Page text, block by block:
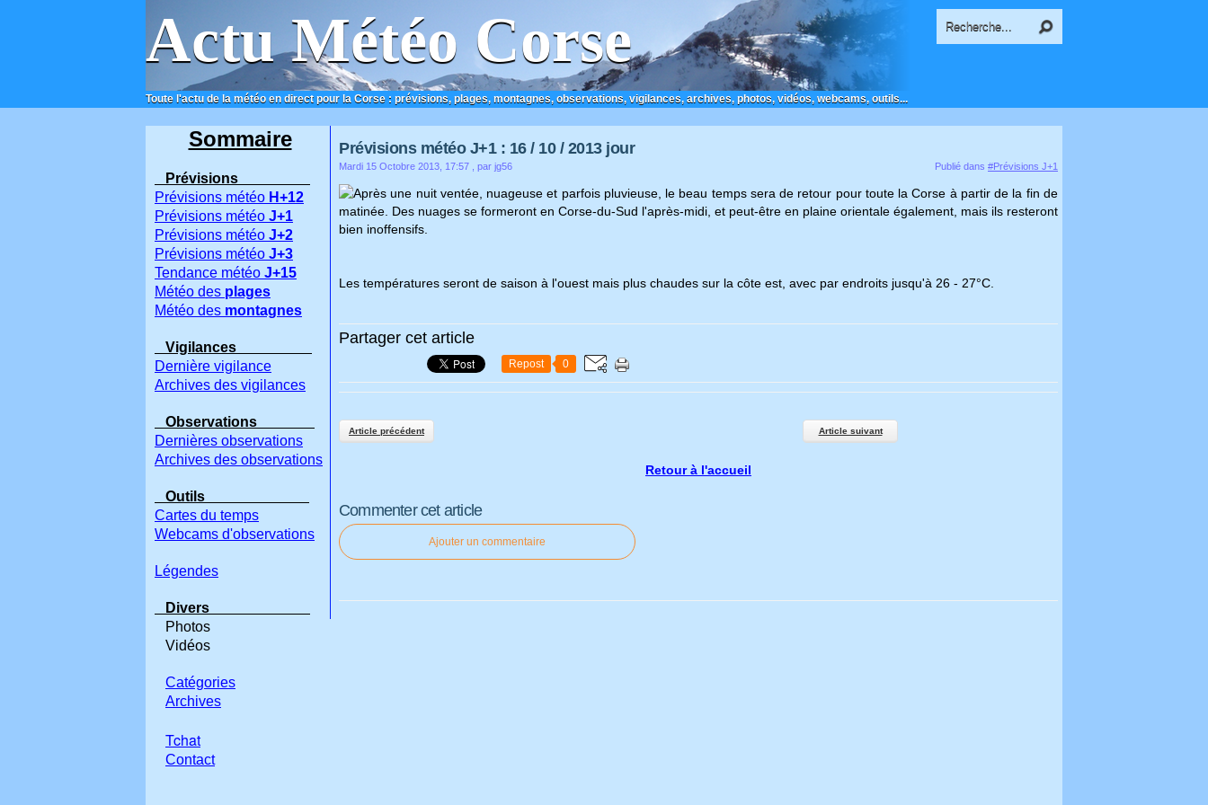
Actu Météo Corse
Toute l'actu de la météo en direct pour la Corse : prévisions, plages, montagnes, observations, vigilances, archives, photos, vidéos, webcams, outils...
ACCUEIL CONTACT
Prévisions météo J+1 : 16 / 10 / 2013 jour
Mardi 15 Octobre 2013, 17:57 , par jg56 Publié dans #Prévisions J+1
Après une nuit ventée, nuageuse et parfois pluvieuse, le beau temps sera de retour pour toute la Corse à partir de la fin de
matinée. Des nuages se formeront en Corse-du-Sud l'après-midi, et peut-être en plaine orientale également, mais ils resteront
bien inoffensifs.
Les températures seront de saison à l'ouest mais plus chaudes sur la côte est, avec par endroits jusqu'à 26 - 27°C.
Partager cet article
Repost 0
Article précédent Article suivant
Retour à l'accueil
Commenter cet article
Ajouter un commentaire
Sommaire
Prévisions
Prévisions météo H+12
Prévisions météo J+1
Prévisions météo J+2
Prévisions météo J+3
Tendance météo J+15
Météo des plages
Météo des montagnes
Vigilances
Dernière vigilance
Archives des vigilances
Observations
Dernières observations
Archives des observations
Outils
Cartes du temps
Webcams d'observations
Légendes
Divers
Photos
Vidéos
Catégories
Archives
Tchat
Contact